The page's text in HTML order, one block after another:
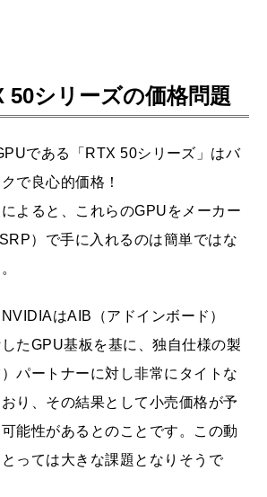
50シリーズの価格問題
である「RTX 50シリーズ」はバ
で良心的価格！
よると、これらのGPUをメーカー
）で手に入れるのは簡単ではな
はAIB（アドインボード）
したGPU基板を基に、独自仕様の製
パートナーに対し非常にタイトな
り、その結果として小売価格が予
能性があるとのことです。この動
っては大きな課題となりそうで